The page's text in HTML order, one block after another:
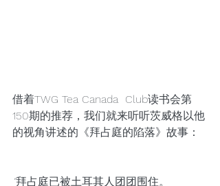
借着TWG Tea Canada  Club读书会第
150期的推荐，我们就来听听茨威格以他
的视角讲述的《拜占庭的陷落》故事：
“拜占庭已被土耳其人团团围住。